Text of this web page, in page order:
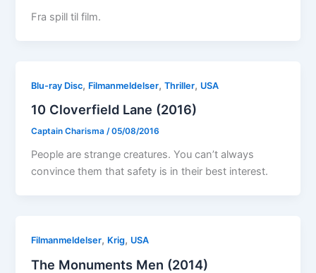
Fra spill til film.
Blu-ray Disc, Filmanmeldelser,Thriller, USA
10 Cloverfield Lane (2016)
Captain Charisma/05/08/2016
People are strange creatures. You can’t always
convince them that safety is in their best interest.
Filmanmeldelser, Krig, USA
The Monuments Men (2014)